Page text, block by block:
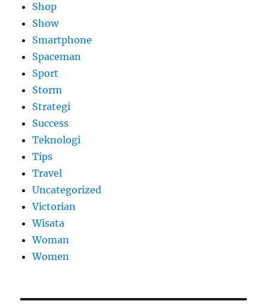
Shop
Show
Smartphone
Spaceman
Sport
Storm
Strategi
Success
Teknologi
Tips
Travel
Uncategorized
Victorian
Wisata
Woman
Women